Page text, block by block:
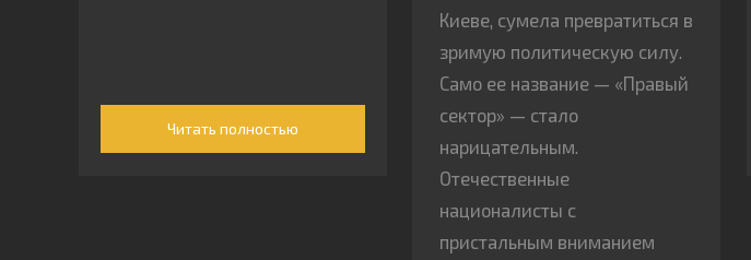
Читать полностью
Киеве, сумела превратиться в
зримую политическую силу.
Само ее название — «Правый
сектор» — стало
нарицательным.
Отечественные
националисты с
пристальным вниманием